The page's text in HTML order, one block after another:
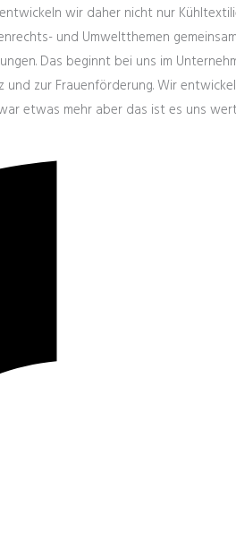
wir daher nicht nur
und Umweltthemen
Das beginnt bei uns im
zur Frauenförderung. Wir
etwas mehr aber das ist es uns